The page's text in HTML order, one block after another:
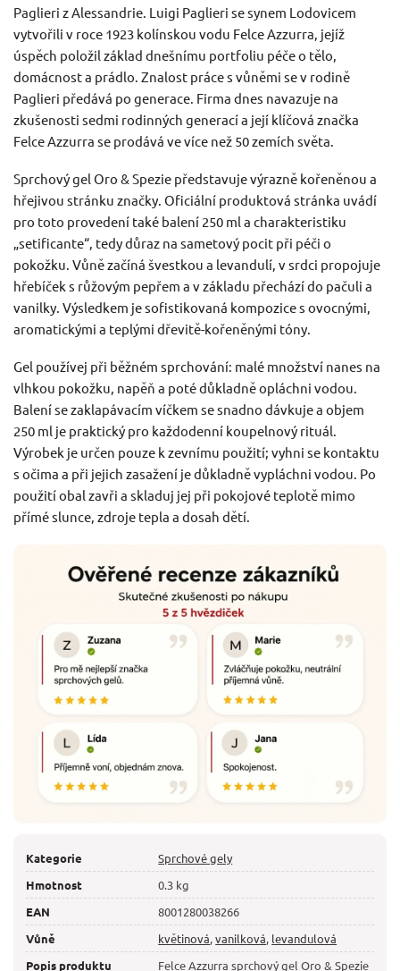
Paglieri z Alessandrie. Luigi Paglieri se synem Lodovicem
vytvořili v roce 1923 kolínskou vodu Felce Azzurra, jejíž
úspěch položil základ dnešnímu portfoliu péče o tělo,
domácnost a prádlo. Znalost práce s vůněmi se v rodině
Paglieri předává po generace. Firma dnes navazuje na
zkušenosti sedmi rodinných generací a její klíčová značka
Felce Azzurra se prodává ve více než 50 zemích světa.
Sprchový gel Oro & Spezie představuje výrazně kořeněnou a
hřejivou stránku značky. Oficiální produktová stránka uvádí
pro toto provedení také balení 250 ml a charakteristiku
„setificante“, tedy důraz na sametový pocit při péči o
pokožku. Vůně začíná švestkou a levandulí, v srdci propojuje
hřebíček s růžovým pepřem a v základu přechází do pačuli a
vanilky. Výsledkem je sofistikovaná kompozice s ovocnými,
aromatickými a teplými dřevitě-kořeněnými tóny.
Gel používej při běžném sprchování: malé množství nanes na
vlhkou pokožku, napěň a poté důkladně opláchni vodou.
Balení se zaklapávacím víčkem se snadno dávkuje a objem
250 ml je praktický pro každodenní koupelnový rituál.
Výrobek je určen pouze k zevnímu použití; vyhni se kontaktu
s očima a při jejich zasažení je důkladně vypláchni vodou. Po
použití obal zavři a skladuj jej při pokojové teplotě mimo
přímé slunce, zdroje tepla a dosah dětí.
Kategorie
Sprchové gely
Hmotnost
0.3 kg
EAN
8001280038266
Vůně
květinová,vanilková, levandulová
Popis produktu
Felce Azzurra sprchový gel Oro & Spezie